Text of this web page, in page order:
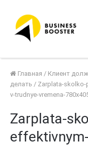
Главная / Клиент
делать / Zarplata-
v-trudnye-vremena-
Zarplata-